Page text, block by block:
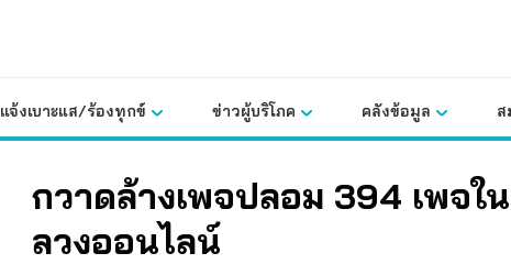
แจ้งเบาะแส/ร้องทุกข์ ข่าวผู้บริโภค คลังข้อมูล ส
กวาดล้างเพจปลอม 394 เพจใ
ลวงออนไลน์